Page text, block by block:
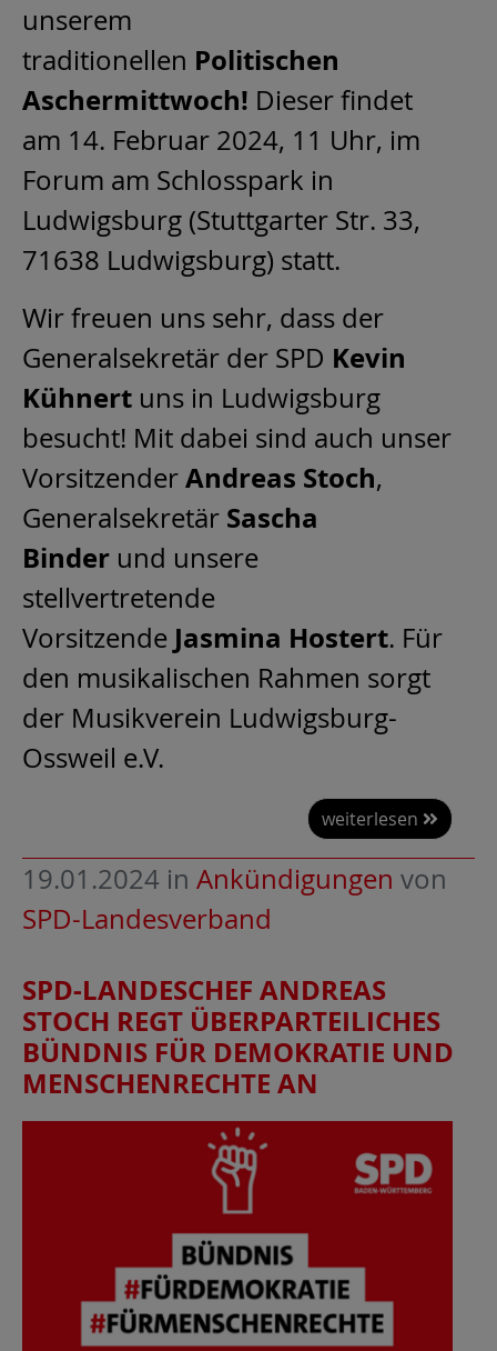
unserem
traditionellen Politischen
Aschermittwoch! Dieser findet
am 14. Februar 2024, 11 Uhr, im
Forum am Schlosspark in
Ludwigsburg (Stuttgarter Str. 33,
71638 Ludwigsburg) statt.
Wir freuen uns sehr, dass der
Generalsekretär der SPD Kevin
Kühnert uns in Ludwigsburg
besucht! Mit dabei sind auch unser
VorsitzenderAndreas Stoch,
Generalsekretär Sascha
Binder und unsere
stellvertretende
Vorsitzende Jasmina Hostert. Für
den musikalischen Rahmen sorgt
der Musikverein Ludwigsburg-
Ossweil e.V.
weiterlesen
19.01.2024 in Ankündigungen von
SPD-Landesverband
SPD-LANDESCHEF ANDREAS
STOCH REGT ÜBERPARTEILICHES
BÜNDNIS FÜR DEMOKRATIE UND
MENSCHENRECHTE AN